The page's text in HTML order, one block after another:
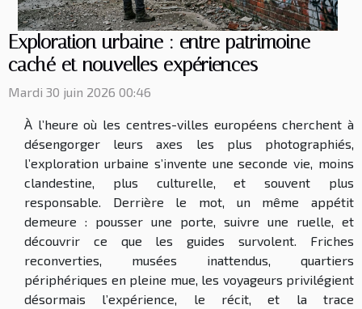
Exploration urbaine : entre patrimoine
caché et nouvelles expériences
Mardi 30 juin 2026 00:46
À l’heure où les centres-villes européens cherchent à
désengorger leurs axes les plus photographiés,
l’exploration urbaine s’invente une seconde vie, moins
clandestine, plus culturelle, et souvent plus
responsable. Derrière le mot, un même appétit
demeure : pousser une porte, suivre une ruelle, et
découvrir ce que les guides survolent. Friches
reconverties, musées inattendus, quartiers
périphériques en pleine mue, les voyageurs privilégient
désormais l’expérience, le récit, et la trace